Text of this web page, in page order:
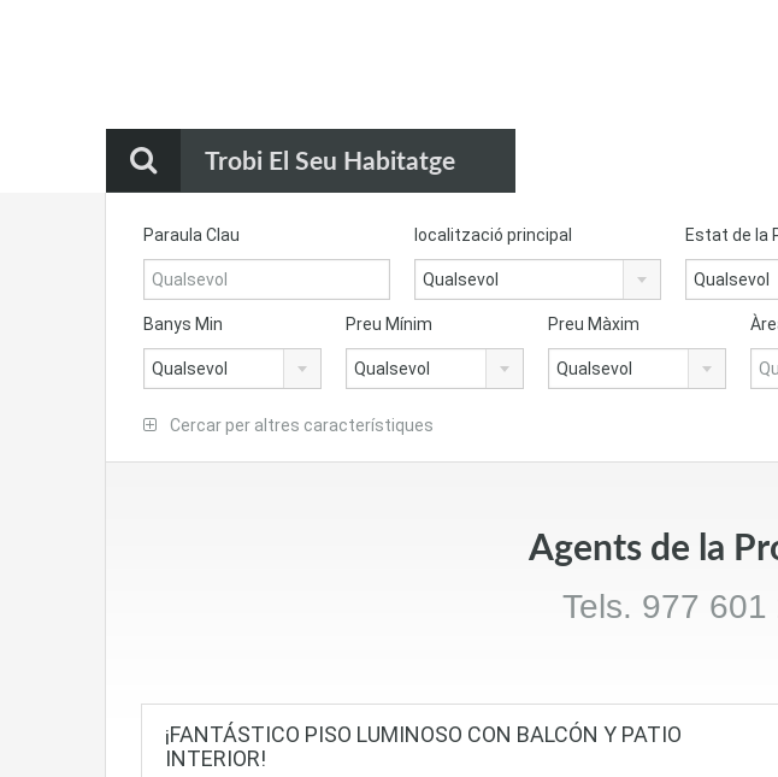
Trobi El Seu Habitatge
Paraula Clau localització principal
Qualsevol
Estat de la
Qualsevol
Banys Min
Qualsevol
Preu Mínim
Qualsevol
Preu Màxim
Qualsevol
Cercar per altres característiques
Agents de la
Tels. 977
¡FANTÁSTICO PISO LUMINOSO CON BALCÓN Y PATIO
INTERIOR!